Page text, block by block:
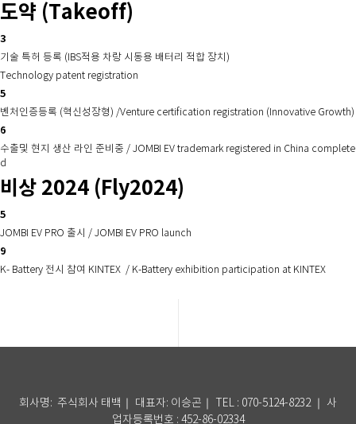
도약 (Takeoff)
3
기술 특허 등록 (IBS적용 차랑 시동용 배터리 적합 장치)
Technology patent registration
5
벤처인증등록 (혁신성장형) /Venture certification registration (Innovative Growth)
6
수출및 현지 생산 라인 준비중 / JOMBI EV trademark registered in China complete
d
비상 2024 (Fly2024)
5
JOMBI EV PRO 출시 / JOMBI EV PRO launch
9
K- Battery 전시 참여 KINTEX / K-Battery exhibition participation at KINTEX
회사명: 주식회사 태백｜ 대표자: 이승곤 ｜ TEL : 070-5124-8232
｜ 사
업자등록번호 : 452-86-02334